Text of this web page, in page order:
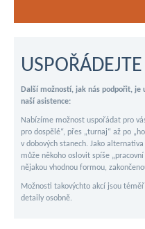
Další možností, jak nás podpořit,
naší asistence:
Nabízíme možnost uspořádat pro
pro dospělé“, přes „turnaj“ až po
v dobových stanech. Jako
může někoho oslovit spíše
nějakou vhodnou formou,
Možnosti takovýchto akcí jsou
detaily osobně.